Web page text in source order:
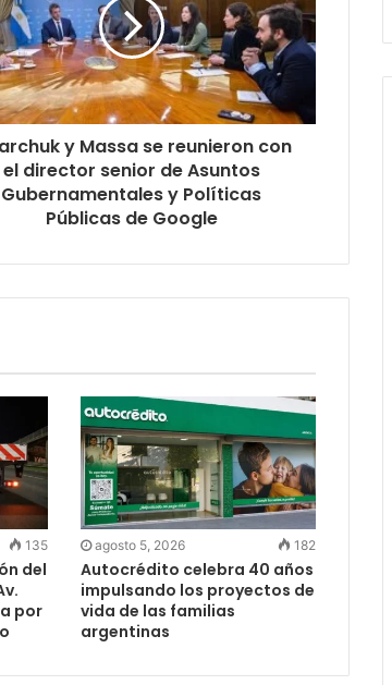
y Massa se reunieron con
el director senior de Asuntos
Gubernamentales y Políticas
Públicas de Google
135
del
por
agosto 5, 2026 182
Autocrédito celebra 40 años
impulsando los proyectos de
vida de las familias
argentinas